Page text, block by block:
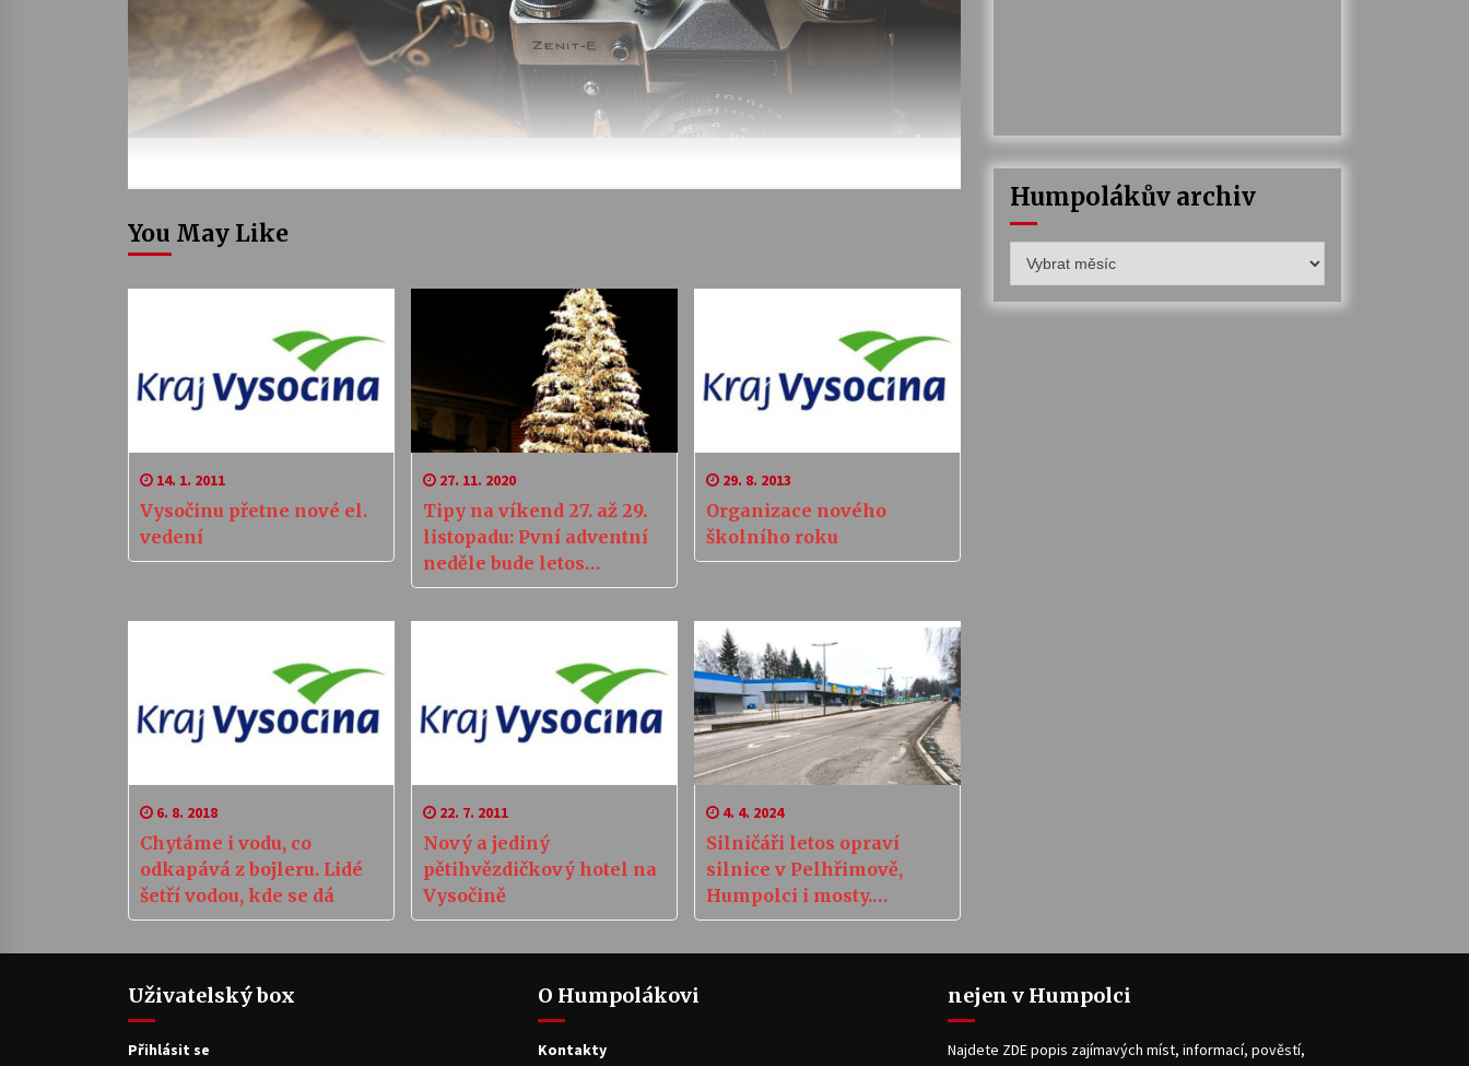
You May Like
14. 1. 2011
Vysočinu přetne nové el.
vedení
27. 11. 2020
Tipy na víkend 27. až 29.
listopadu: Pvní adventní
neděle bude letos
skromnější
29. 8. 2013
Organizace nového
školního roku
6. 8. 2018
Chytáme i vodu, co
odkapává z bojleru. Lidé
šetří vodou, kde se dá
22. 7. 2011
Nový a jediný
pětihvězdičkový hotel na
Vysočině
4. 4. 2024
Silničáři letos opraví
silnice v Pelhřimově,
Humpolci i mosty.
Podívejte se kde
Humpolákův archiv
archiv
Uživatelský box
Přihlásit se
O Humpolákovi
Kontakty
nejen v Humpolci
Najdete ZDE popis zajímavých míst, informací, pověstí,